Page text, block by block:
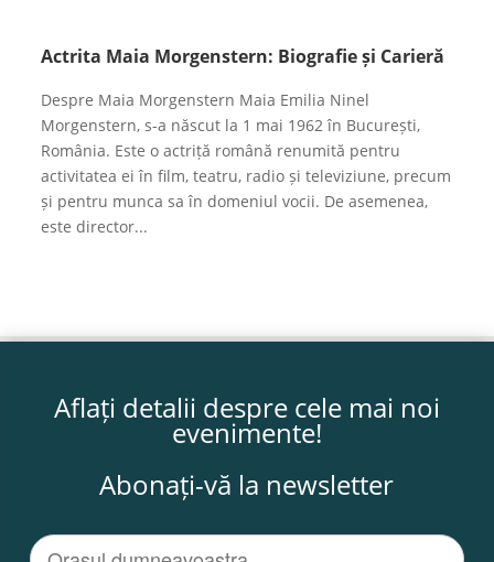
Actrita Maia Morgenstern: Biografie și Carieră
Despre Maia Morgenstern Maia Emilia Ninel
Morgenstern, s-a născut la 1 mai 1962 în București,
România. Este o actriță română renumită pentru
activitatea ei în film, teatru, radio și televiziune, precum
și pentru munca sa în domeniul vocii. De asemenea,
este director...
Aflați detalii despre cele mai noi
evenimente!
Abonați-vă la newsletter